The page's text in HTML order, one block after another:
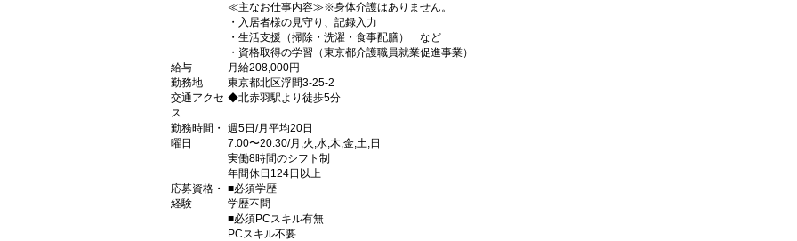
≪主なお仕事内容≫※身体介護はありません。
・入居者様の見守り、記録入力
・生活支援（掃除・洗濯・食事配膳） など
・資格取得の学習（東京都介護職員就業促進事業）
給与
月給208,000円
勤務地
東京都北区浮間3-25-2
交通アクセ
ス
◆北赤羽駅より徒歩5分
勤務時間・
曜日
週5日/月平均20日
7:00〜20:30/月,火,水,木,金,土,日
実働8時間のシフト制
年間休日124日以上
応募資格・
経験
■必須学歴
学歴不問
■必須PCスキル有無
PCスキル不要